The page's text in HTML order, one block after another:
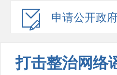
申请公开政
打击整治网络